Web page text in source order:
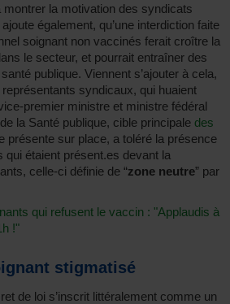
montrer la motivation des syndicats
également, qu’une interdiction faite
soignant non vaccinés ferait croître la
le secteur, et pourrait entraîner des
publique. Viennent s’ajouter à cela,
syndicaux, qui huaient
premier ministre et ministre fédéral
la Santé publique, cible principale des
présente sur place, a toléré la présence
qui étaient présent.es devant la
celle-ci définie de “zone neutre” par
qui refusent le vaccin : "Applaudis à
!"
stigmatisé
de loi s’inscrit littéralement comme un